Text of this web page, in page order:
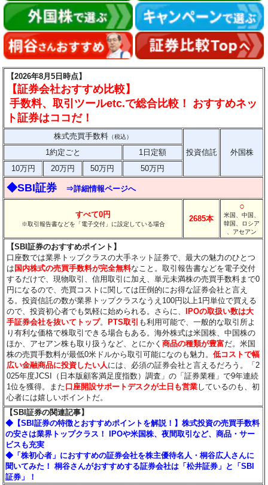
【2026年8月5日時点】
【証券会社おすすめ比較】
手数料、取引ツールetc.で総合比較！ おすすめネッ
ト証券はココだ！
株式売買手数料 （税込）
投資信託 外国株
1約定ごと
1日定額
10万円
20万円 50万円 50万円
◆SBI証券 ⇒詳細情報ページへ
すべて0円
※取引報告書などを「電子交付」に設定している場合
2685本
○
米国、中国、
韓国、ロシア
、アセアン
【SBI証券のおすすめポイント】
口座数では業界トップクラスの大手ネット証券で、最大の魅力のひとつ
は 国内株式の売買手数料が完全無料なこと。取引報告書などを電子交付
するだけで、現物取引、信用取引に加え、単元未満株の売買手数料まで0
円になるので、売買コストに関しては圧倒的にお得な証券会社と言え
る。投資信託の数が業界トップクラスなうえ100円以上1円単位で買える
ので、投資初心者でも気軽に始められる。さらに、
IPOの取扱い数は大
手証券会社を抜いてトップ。 PTS取引 も利用可能で、一般的な取引所よ
り有利な価格で株取引できる場合もある。海外株式は米国株、中国株の
ほか、アセアン株も取り扱うなど、とにかく商品の種類が豊富だ。米国
株の売買手数料が最低0米ドルから取引可能になのも魅力。低コストで幅
広い金融商品に投資したい人 には、必須の証券会社と言えるだろう。「2
025年度JCSI（日本版顧客満足度指数）調査」の「証券業種」で9年連続
1位を獲得。また口座開設サポートデスクが土日も営業しているのも、初
心者には嬉しいポイントだ。
【SBI証券の関連記事】
◆【SBI証券の特徴とおすすめポイントを解説！】株式投資の売買手数料
の安さは業界トップクラス！ IPOや米国株、夜間取引など、商品・サー
ビスも充実
◆「株初心者」におすすめの証券会社を株主優待名人・桐谷広人さんに
聞いてみた！ 桐谷さんがおすすめする証券会社は「松井証券」と「SBI
証券」！